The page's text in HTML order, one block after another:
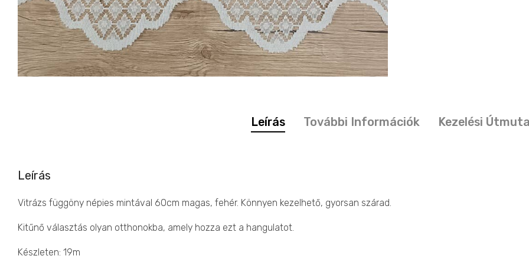
Leírás További Információk Kezelési
Leírás
Vitrázs függöny népies mintával 60cm magas, fehér. Könnyen kezelhető, gyorsan szárad.
Kitűnő választás olyan otthonokba, amely hozza ezt a hangulatot.
Készleten: 19m